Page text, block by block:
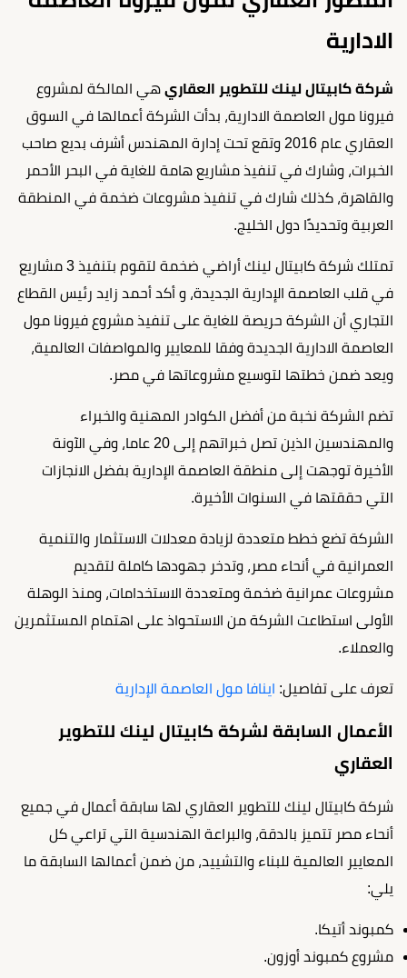
الادارية
شركة كابيتال لينك للتطوير العقاري هي المالكة لمشروع
فيرونا مول العاصمة الادارية، بدأت الشركة أعمالها في السوق
العقاري عام 2016 وتقع تحت إدارة المهندس أشرف بديع صاحب
الخبرات، وشارك في تنفيذ مشاريع هامة للغاية في البحر الأحمر
والقاهرة، كذلك شارك في تنفيذ مشروعات ضخمة في المنطقة
العربية وتحديدًا دول الخليج.
تمتلك شركة كابيتال لينك أراضي ضخمة لتقوم بتنفيذ 3 مشاريع
في قلب العاصمة الإدارية الجديدة، و أكد أحمد زايد رئيس القطاع
التجاري أن الشركة حريصة للغاية على تنفيذ مشروع فيرونا مول
العاصمة الادارية الجديدة وفقا للمعايير والمواصفات العالمية،
ويعد ضمن خطتها لتوسيع مشروعاتها في مصر.
تضم الشركة نخبة من أفضل الكوادر المهنية والخبراء
والمهندسين الذين تصل خبراتهم إلى 20 عاما، وفي الآونة
الأخيرة توجهت إلى منطقة العاصمة الإدارية بفضل الانجازات
التي حققتها في السنوات الأخيرة.
الشركة تضع خطط متعددة لزيادة معدلات الاستثمار والتنمية
العمرانية في أنحاء مصر، وتدخر جهودها كاملة لتقديم
مشروعات عمرانية ضخمة ومتعددة الاستخدامات، ومنذ الوهلة
الأولى استطاعت الشركة من الاستحواذ على اهتمام المستثمرين
والعملاء.
تعرف على تفاصيل: اينافا مول العاصمة الإدارية
الأعمال السابقة لشركة كابيتال لينك للتطوير
العقاري
شركة كابيتال لينك للتطوير العقاري لها سابقة أعمال في جميع
أنحاء مصر تتميز بالدقة، والبراعة الهندسية التي تراعي كل
المعايير العالمية للبناء والتشييد، من ضمن أعمالها السابقة ما
يلي:
كمبوند أتيكا.
مشروع كمبوند أوزون.